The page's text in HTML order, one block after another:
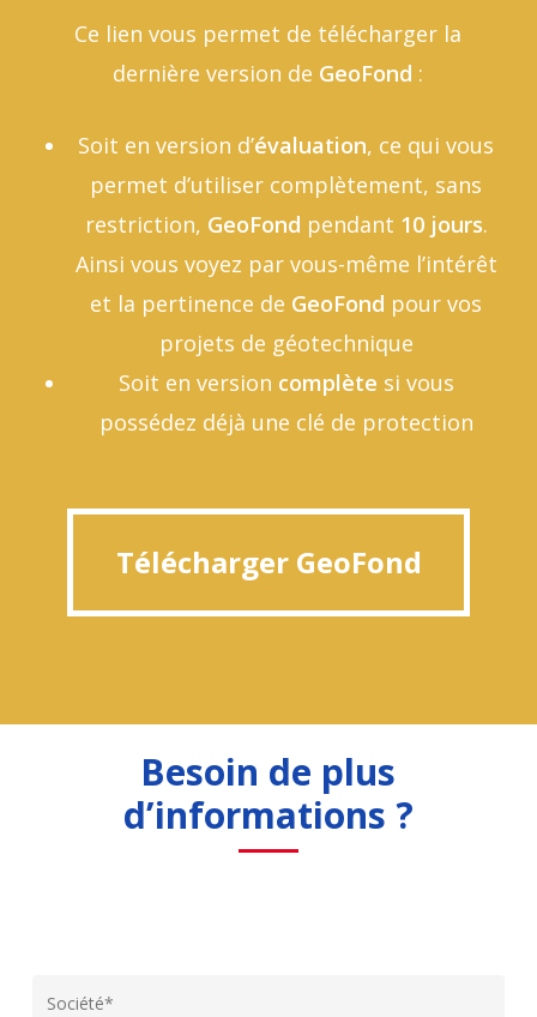
Ce lien vous permet de télécharger la
dernière version de GeoFond :
Soit en version d’évaluation, ce qui vous
permet d’utiliser complètement, sans
restriction, GeoFond pendant 10 jours.
Ainsi vous voyez par vous-même l’intérêt
et la pertinence de GeoFond pour vos
projets de géotechnique
Soit en version complète si vous
possédez déjà une clé de protection
Télécharger GeoFond
Télécharger GeoFond
Besoin de plus
d’informations ?